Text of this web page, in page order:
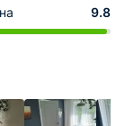
9.8